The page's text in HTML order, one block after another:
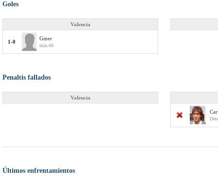
Goles
Valencia
1-0
Giner
min.66
Penaltis fallados
Valencia
Últimos enfrentamientos